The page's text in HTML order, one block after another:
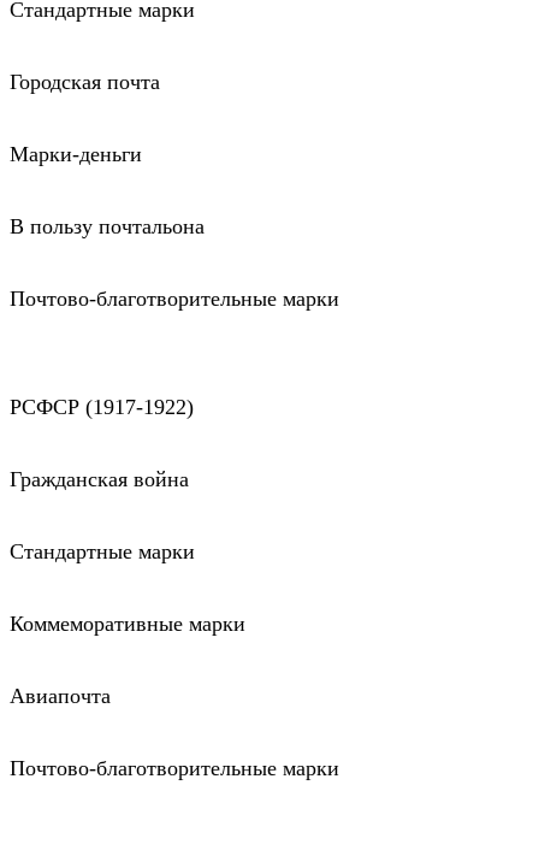
Стандартные марки
Городская почта
Марки-деньги
В пользу почтальона
Почтово-благотворительные марки
РСФСР (1917-1922)
Гражданская война
Стандартные марки
Коммеморативные марки
Авиапочта
Почтово-благотворительные марки